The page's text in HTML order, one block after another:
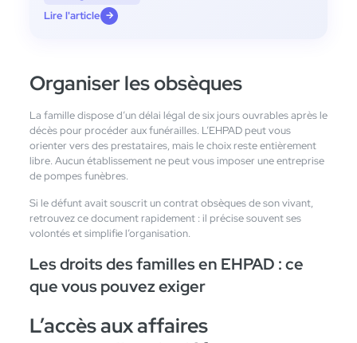
Lire l'article →
Organiser les obsèques
La famille dispose d’un délai légal de six jours ouvrables après le
décès pour procéder aux funérailles. L’EHPAD peut vous
orienter vers des prestataires, mais le choix reste entièrement
libre. Aucun établissement ne peut vous imposer une entreprise
de pompes funèbres.
Si le défunt avait souscrit un contrat obsèques de son vivant,
retrouvez ce document rapidement : il précise souvent ses
volontés et simplifie l’organisation.
Les droits des familles en EHPAD : ce
que vous pouvez exiger
L’accès aux affaires